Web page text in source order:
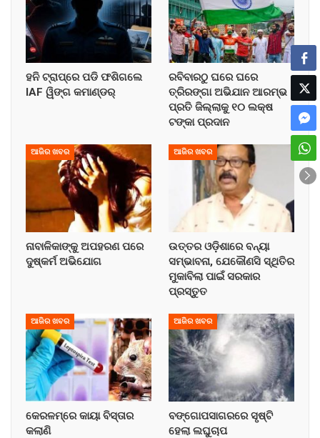
ହନି ଟ୍ରାପ୍‌ରେ ପଡି ଫଶିଗଲେ
IAF ୱିଙ୍ଗ କମାଣ୍ଡର୍
ରବିବାରଠୁ ଘରେ ଘରେ
ତ୍ରିରଙ୍ଗା ଅଭିଯାନ ଆରମ୍ଭ !
ପ୍ରତି ଜିଲ୍ଲାକୁ ୧୦ ଲକ୍ଷ
ଟଙ୍କା ପ୍ରଦାନ
ଆଜିର ଖବର
ନାବାଳିକାଙ୍କୁ ଅପହରଣ ପରେ
ଦୁଷ୍କର୍ମ ଅଭିଯୋଗ
ଆଜିର ଖବର
ଉତ୍ତର ଓଡ଼ିଶାରେ ବନ୍ୟା
ସମ୍ଭାବନା, ଯେକୌଣସି ସ୍ଥିତିର
ମୁକାବିଲା ପାଇଁ ସରକାର
ପ୍ରସ୍ତୁତ
ଆଜିର ଖବର
କେରଳମ୍‌ରେ କାୟା ବିସ୍ତାର
କଲାଣି
ଆଜିର ଖବର
ବଙ୍ଗୋପସାଗରରେ ସୃଷ୍ଟି
ହେଲା ଲଘୁଚାପ